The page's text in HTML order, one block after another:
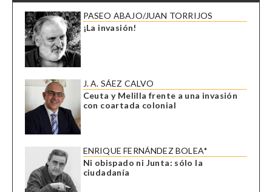
PASEO ABAJO/JUAN TORRIJOS
¡La invasión!
J. A. SÁEZ CALVO
Ceuta y Melilla frente a una invasión
con coartada colonial
ENRIQUE FERNÁNDEZ BOLEA*
Ni obispado ni Junta: sólo la
ciudadanía